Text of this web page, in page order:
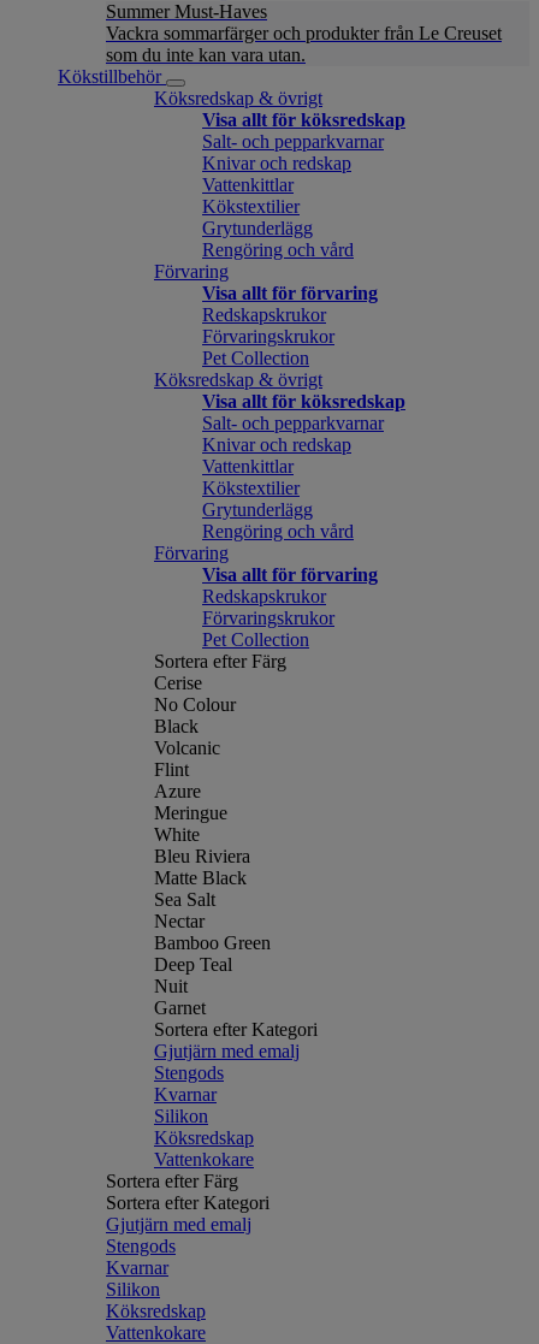
Summer Must-Haves
Vackra sommarfärger och produkter från Le Creuset
som du inte kan vara utan.
Kökstillbehör
Köksredskap & övrigt
Visa allt för köksredskap
Salt- och pepparkvarnar
Knivar och redskap
Vattenkittlar
Kökstextilier
Grytunderlägg
Rengöring och vård
Förvaring
Visa allt för förvaring
Redskapskrukor
Förvaringskrukor
Pet Collection
Köksredskap & övrigt
Visa allt för köksredskap
Salt- och pepparkvarnar
Knivar och redskap
Vattenkittlar
Kökstextilier
Grytunderlägg
Rengöring och vård
Förvaring
Visa allt för förvaring
Redskapskrukor
Förvaringskrukor
Pet Collection
Sortera efter Färg
Cerise
No Colour
Black
Volcanic
Flint
Azure
Meringue
White
Bleu Riviera
Matte Black
Sea Salt
Nectar
Bamboo Green
Deep Teal
Nuit
Garnet
Sortera efter Kategori
Gjutjärn med emalj
Stengods
Kvarnar
Silikon
Köksredskap
Vattenkokare
Sortera efter Färg
Sortera efter Kategori
Gjutjärn med emalj
Stengods
Kvarnar
Silikon
Köksredskap
Vattenkokare